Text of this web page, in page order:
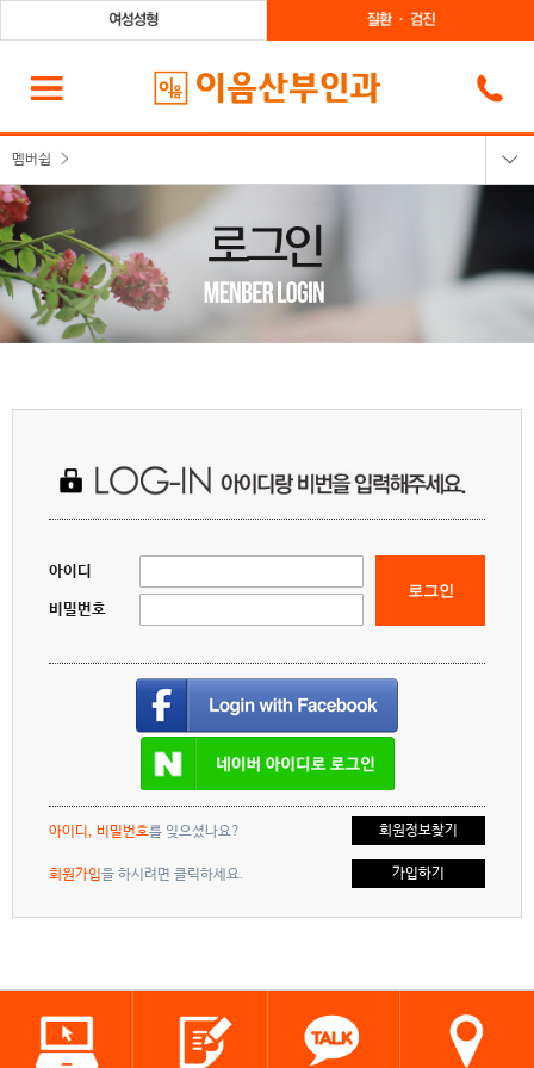
멤버쉽
회원가입
회원정보찾기
아이디
비밀번호
로그인
아이디, 비밀번호를 잊으셨나요? 회원정보찾기
회원가입을 하시려면 클릭하세요. 가입하기